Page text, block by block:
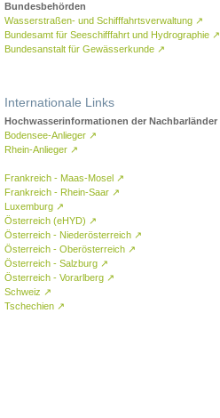
Bundesbehörden
Wasserstraßen- und Schifffahrtsverwaltung ↗
Bundesamt für Seeschifffahrt und Hydrographie ↗
Bundesanstalt für Gewässerkunde ↗
Internationale Links
Hochwasserinformationen der Nachbarländer
Bodensee-Anlieger ↗
Rhein-Anlieger ↗
Frankreich - Maas-Mosel ↗
Frankreich - Rhein-Saar ↗
Luxemburg ↗
Österreich (eHYD) ↗
Österreich - Niederösterreich ↗
Österreich - Oberösterreich ↗
Österreich - Salzburg ↗
Österreich - Vorarlberg ↗
Schweiz ↗
Tschechien ↗